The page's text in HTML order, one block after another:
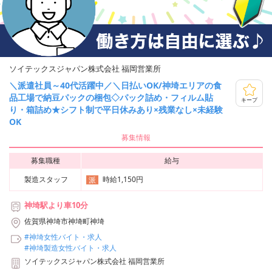
ソイテックスジャパン株式会社 福岡営業所
＼派遣社員～40代活躍中／＼日払いOK/神埼エリアの食
品工場で納豆パックの梱包◇パック詰め・フィルム貼
り・箱詰め★シフト制で平日休みあり×残業なし×未経験
OK
キープ
募集情報
募集職種
給与
製造スタッフ
派 時給1,150円
神埼駅より車10分
佐賀県神埼市神埼町神埼
#神埼女性バイト・求人
#神埼製造女性バイト・求人
ソイテックスジャパン株式会社 福岡営業所